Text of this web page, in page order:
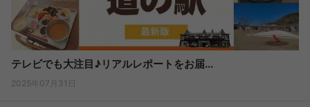
テレビでも大注目♪リアルレポートをお届...
2025年07月31日